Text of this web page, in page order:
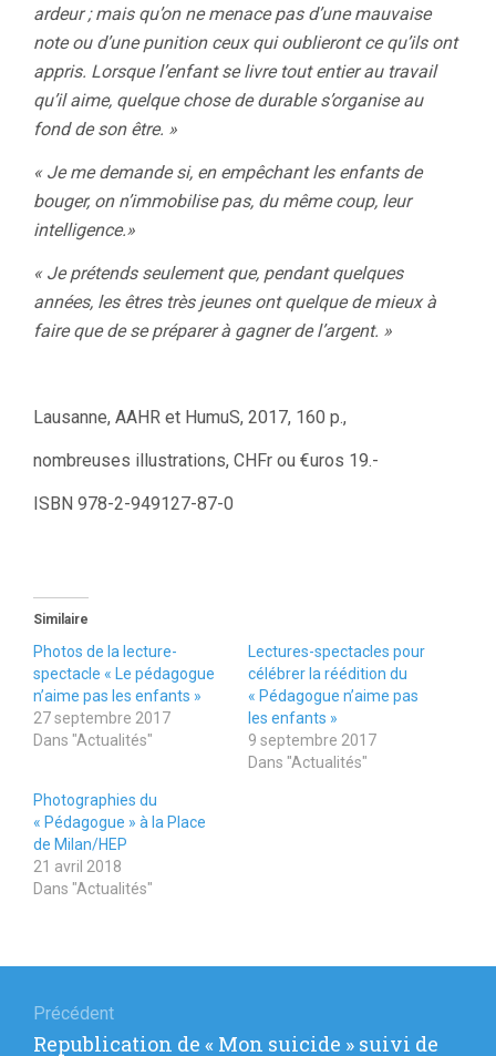
ardeur ; mais qu’on ne menace pas d’une mauvaise
note ou d’une punition ceux qui oublieront ce qu’ils ont
appris. Lorsque l’enfant se livre tout entier au travail
qu’il aime, quelque chose de durable s’organise au
fond de son être. »
« Je me demande si, en empêchant les enfants de
bouger, on n’immobilise pas, du même coup, leur
intelligence.»
« Je prétends seulement que, pendant quelques
années, les êtres très jeunes ont quelque de mieux à
faire que de se préparer à gagner de l’argent. »
Lausanne, AAHR et HumuS, 2017, 160 p.,
nombreuses illustrations, CHFr ou €uros 19.-
ISBN 978-2-949127-87-0
Similaire
Photos de la lecture-
spectacle « Le pédagogue
n’aime pas les enfants »
27 septembre 2017
Dans "Actualités"
Lectures-spectacles pour
célébrer la réédition du
« Pédagogue n’aime pas
les enfants »
9 septembre 2017
Dans "Actualités"
Photographies du
« Pédagogue » à la Place
de Milan/HEP
21 avril 2018
Dans "Actualités"
dePrécédent
Article
Republication de « Mon suicide » suivi de